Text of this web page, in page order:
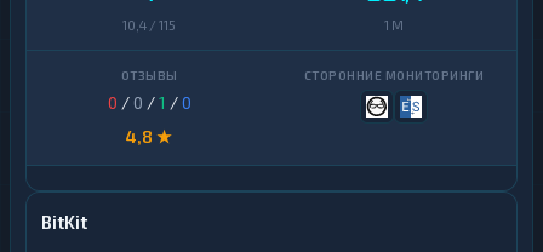
10,4 / 115 1 M
0 / 0 /1 /0
4,8 ★
BitKit